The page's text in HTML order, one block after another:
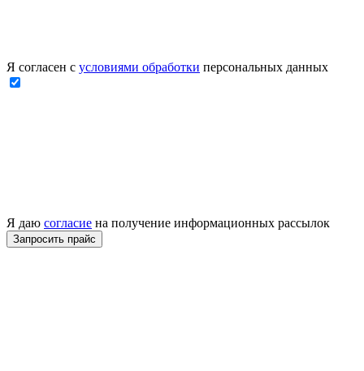
Я согласен с условиями обработки персональных данных
Я даю согласие на получение информационных рассылок